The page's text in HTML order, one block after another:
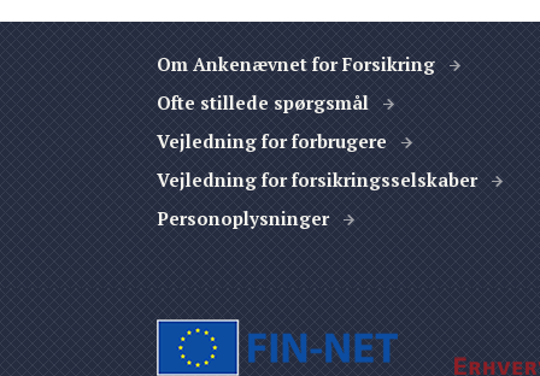
Om Ankenævnet for Forsikring
Ofte stillede spørgsmål
Vejledning for forbrugere
Vejledning for forsikringsselskaber
Personoplysninger